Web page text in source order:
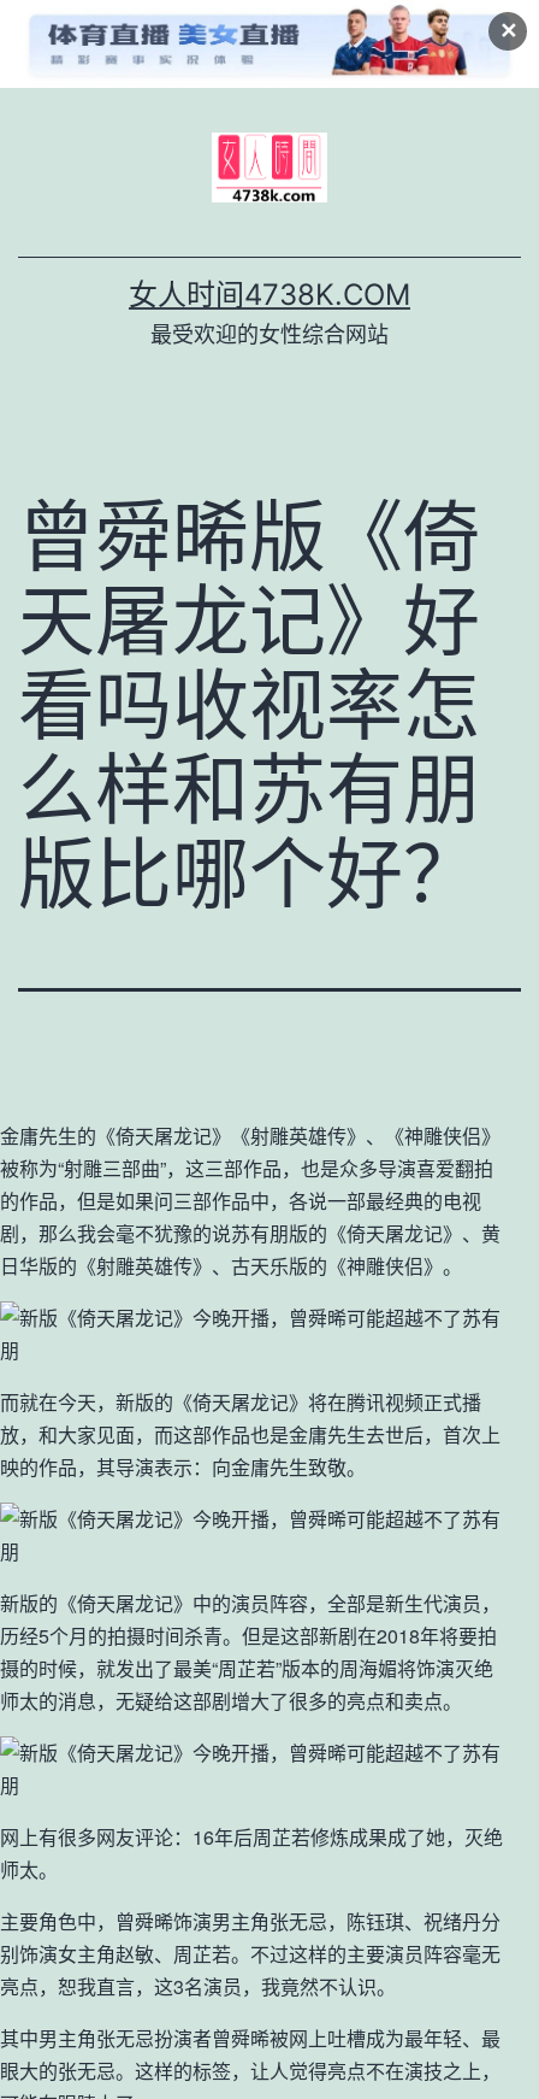
✕
女人时间4738K.COM
最受欢迎的女性综合网站
曾舜晞版《倚
天屠龙记》好
看吗收视率怎
么样和苏有朋
版比哪个好？
金庸先生的《倚天屠龙记》《射雕英雄传》、《神雕侠侣》
被称为“射雕三部曲”，这三部作品，也是众多导演喜爱翻拍
的作品，但是如果问三部作品中，各说一部最经典的电视
剧，那么我会毫不犹豫的说苏有朋版的《倚天屠龙记》、黄
日华版的《射雕英雄传》、古天乐版的《神雕侠侣》。
而就在今天，新版的《倚天屠龙记》将在腾讯视频正式播
放，和大家见面，而这部作品也是金庸先生去世后，首次上
映的作品，其导演表示：向金庸先生致敬。
新版的《倚天屠龙记》中的演员阵容，全部是新生代演员，
历经5个月的拍摄时间杀青。但是这部新剧在2018年将要拍
摄的时候，就发出了最美“周芷若”版本的周海媚将饰演灭绝
师太的消息，无疑给这部剧增大了很多的亮点和卖点。
网上有很多网友评论：16年后周芷若修炼成果成了她，灭绝
师太。
主要角色中，曾舜晞饰演男主角张无忌，陈钰琪、祝绪丹分
别饰演女主角赵敏、周芷若。不过这样的主要演员阵容毫无
亮点，恕我直言，这3名演员，我竟然不认识。
其中男主角张无忌扮演者曾舜晞被网上吐槽成为最年轻、最
眼大的张无忌。这样的标签，让人觉得亮点不在演技之上，